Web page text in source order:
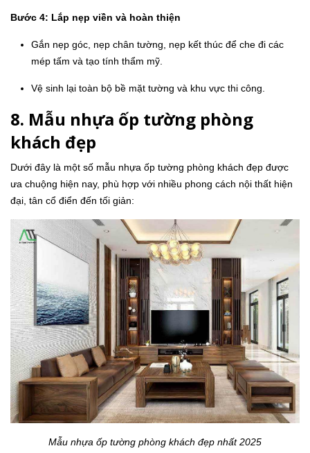
Bước 4: Lắp nẹp viền và hoàn thiện
Gắn nẹp góc, nẹp chân tường, nẹp kết thúc để che đi các
mép tấm và tạo tính thẩm mỹ.
Vệ sinh lại toàn bộ bề mặt tường và khu vực thi công.
8. Mẫu nhựa ốp tường phòng
khách đẹp
Dưới đây là một số mẫu nhựa ốp tường phòng khách đẹp được
ưa chuộng hiện nay, phù hợp với nhiều phong cách nội thất hiện
đại, tân cổ điển đến tối giản:
Mẫu nhựa ốp tường phòng khách đẹp nhất 2025